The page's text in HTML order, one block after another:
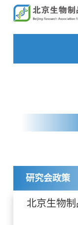
研究会政策
北京生物